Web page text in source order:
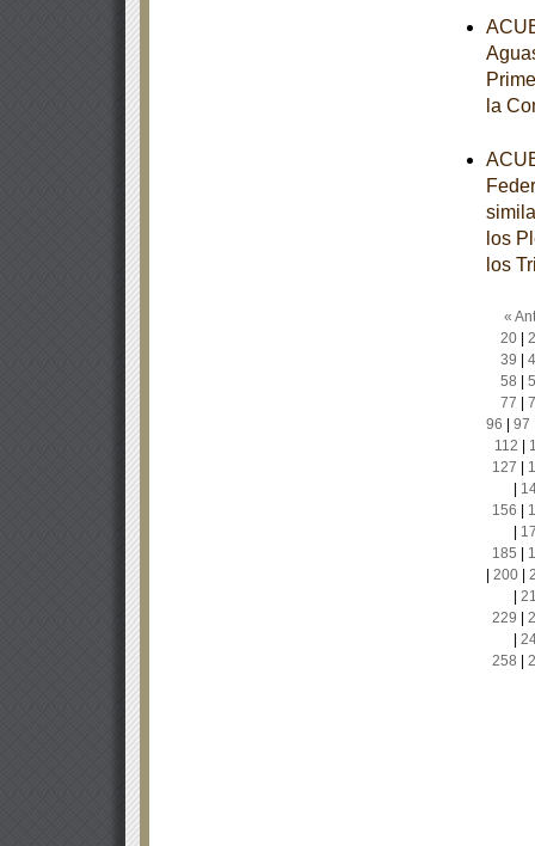
la
los
los
«
20|
39
58
77
96
97
112
127
156
185
200|
229
258